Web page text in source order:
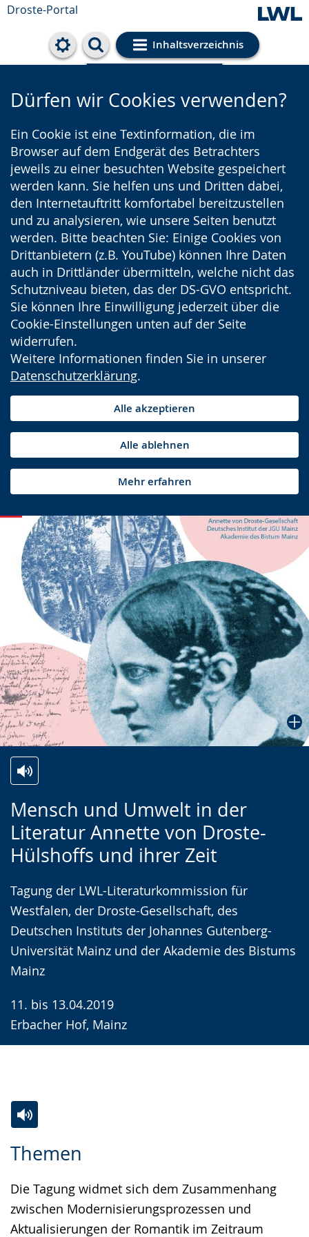
Droste-Portal
Inhaltsverzeichnis
Cookie-Einstellungen
Dürfen wir Cookies verwenden?
Ein Cookie ist eine Textinformation, die im
Browser auf dem Endgerät des Betrachters
jeweils zu einer besuchten Website gespeichert
werden kann. Sie helfen uns und Dritten dabei,
den Internetauftritt komfortabel bereitzustellen
und zu analysieren, wie unsere Seiten benutzt
werden. Bitte beachten Sie: Einige Cookies von
Drittanbietern (z.B. YouTube) können Ihre Daten
auch in Drittländer übermitteln, welche nicht das
Schutzniveau bieten, das der DS-GVO entspricht.
Sie können Ihre Einwilligung jederzeit über die
Cookie-Einstellungen unten auf der Seite
widerrufen.
Weitere Informationen finden Sie in unserer
Datenschutzerklärung.
Alle akzeptieren
Alle ablehnen
Mehr erfahren
Mensch und Umwelt in der
Literatur Annette von Droste-
Hülshoffs und ihrer Zeit
Tagung der LWL-Literaturkommission für
Westfalen, der Droste-Gesellschaft, des
Deutschen Instituts der Johannes Gutenberg-
Universität Mainz und der Akademie des Bistums
Mainz
11. bis 13.04.2019
Erbacher Hof, Mainz
Leichten
Sprache
wechseln.
Audio-
Unterstützung.
Video
in
Deutscher
wird
angezeigt.
Themen
Die Tagung widmet sich dem Zusammenhang
zwischen Modernisierungsprozessen und
Aktualisierungen der Romantik im Zeitraum
Leichten
wechseln.
Audio-
Video
Deutscher
Gebärdensprache